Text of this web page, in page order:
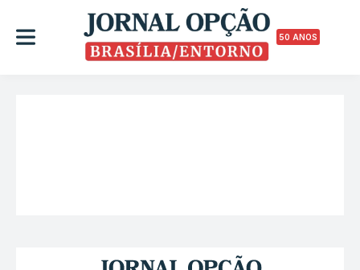
50 ANOS